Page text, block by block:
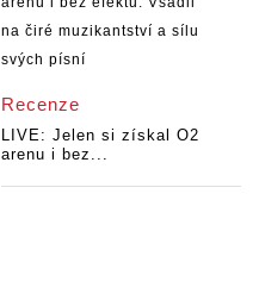
Recenze
LIVE: Jelen si získal O2
arenu i bez...